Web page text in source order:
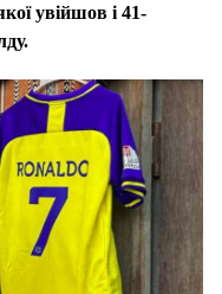
увійшов і 41-